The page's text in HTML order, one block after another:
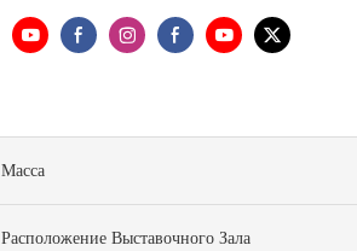
Масса
Расположение Выставочного Зала